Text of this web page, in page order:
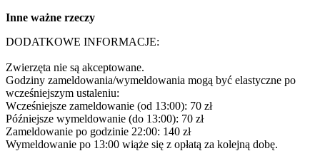
Inne ważne rzeczy
DODATKOWE INFORMACJE:
Zwierzęta nie są akceptowane.
Godziny zameldowania/wymeldowania mogą być elastyczne po
wcześniejszym ustaleniu:
Wcześniejsze zameldowanie (od 13:00): 70 zł
Późniejsze wymeldowanie (do 13:00): 70 zł
Zameldowanie po godzinie 22:00: 140 zł
Wymeldowanie po 13:00 wiąże się z opłatą za kolejną dobę.